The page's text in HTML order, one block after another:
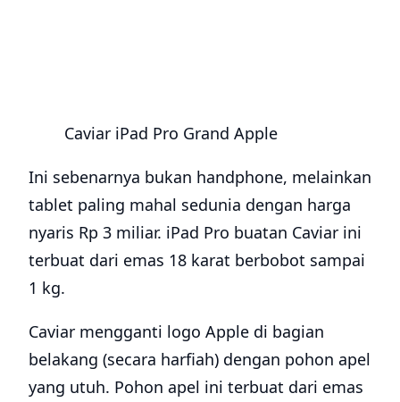
Caviar iPad Pro Grand Apple
Ini sebenarnya bukan handphone, melainkan
tablet paling mahal sedunia dengan harga
nyaris Rp 3 miliar. iPad Pro buatan Caviar ini
terbuat dari emas 18 karat berbobot sampai
1 kg.
Caviar mengganti logo Apple di bagian
belakang (secara harfiah) dengan pohon apel
yang utuh. Pohon apel ini terbuat dari emas